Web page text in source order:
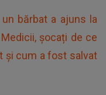
bărbat a ajuns la
șocați de ce
și cum a fost salvat